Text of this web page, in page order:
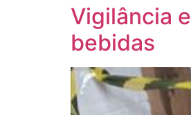
Vigilância
bebidas